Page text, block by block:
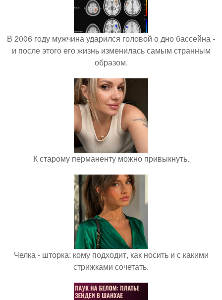
В 2006 году мужчина ударился головой о дно бассейна -
и после этого его жизнь изменилась самым странным
образом.
К старому перманенту можно привыкнуть.
Челка - шторка: кому подходит, как носить и с какими
стрижками сочетать.